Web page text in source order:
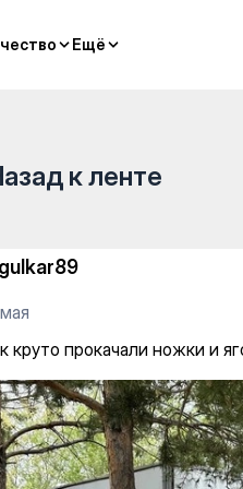
Ещё
Ещё 2/2) —
к ленте
круто прокачали ножки и